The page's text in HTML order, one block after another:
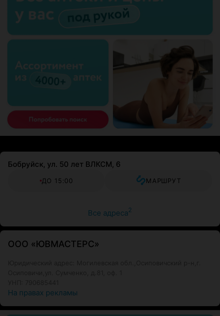
Бобруйск, ул. 50 лет ВЛКСМ, 6
ДО 15:00 МАРШРУТ
Все адреса2
ООО «ЮВМАСТЕРС»
На правах рекламы